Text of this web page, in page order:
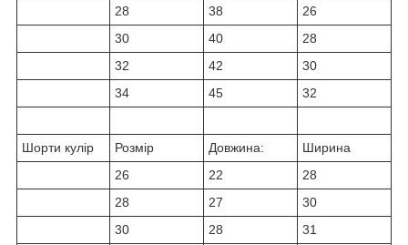
28
38
26
30
40
28
32
42
30
34
45 32
Шорти кулір Розмір Довжина:
Ширина
26
22
28
28
27
30
30
28
31